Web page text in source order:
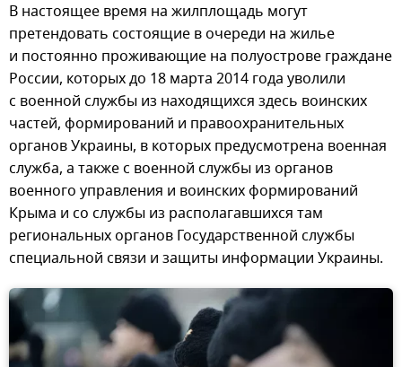
В настоящее время на жилплощадь могут
претендовать состоящие в очереди на жилье
и постоянно проживающие на полуострове граждане
России, которых до 18 марта 2014 года уволили
с военной службы из находящихся здесь воинских
частей, формирований и правоохранительных
органов Украины, в которых предусмотрена военная
служба, а также с военной службы из органов
военного управления и воинских формирований
Крыма и со службы из располагавшихся там
региональных органов Государственной службы
специальной связи и защиты информации Украины.